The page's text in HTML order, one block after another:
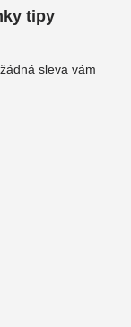
tipy
sleva vám